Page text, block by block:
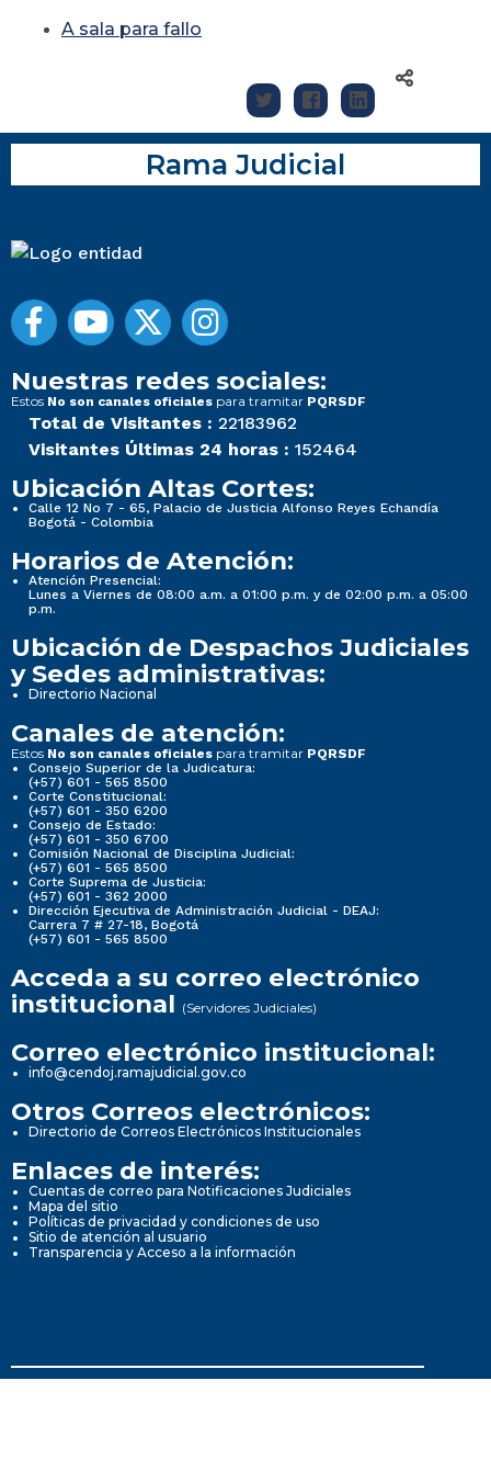
A sala para fallo
Rama Judicial
Nuestras redes sociales:
Estos No son canales oficiales para tramitar PQRSDF
Total de Visitantes : 22183962
Visitantes Últimas 24 horas : 152464
Ubicación Altas Cortes:
Calle 12 No 7 - 65, Palacio de Justicia Alfonso Reyes Echandía
Bogotá - Colombia
Horarios de Atención:
Atención Presencial:
Lunes a Viernes de 08:00 a.m. a 01:00 p.m. y de 02:00 p.m. a 05:00
p.m.
Ubicación de Despachos Judiciales
y Sedes administrativas:
Directorio Nacional
Canales de atención:
Estos No son canales oficiales para tramitar PQRSDF
Consejo Superior de la Judicatura:
(+57) 601 - 565 8500
Corte Constitucional:
(+57) 601 - 350 6200
Consejo de Estado:
(+57) 601 - 350 6700
Comisión Nacional de Disciplina Judicial:
(+57) 601 - 565 8500
Corte Suprema de Justicia:
(+57) 601 - 362 2000
Dirección Ejecutiva de Administración Judicial - DEAJ:
Carrera 7 # 27-18, Bogotá
(+57) 601 - 565 8500
Acceda a su correo electrónico
institucional (Servidores Judiciales)
Correo electrónico institucional:
info@cendoj.ramajudicial.gov.co
Otros Correos electrónicos:
Directorio de Correos Electrónicos Institucionales
Enlaces de interés:
Cuentas de correo para Notificaciones Judiciales
Mapa del sitio
Políticas de privacidad y condiciones de uso
Sitio de atención al usuario
Transparencia y Acceso a la información